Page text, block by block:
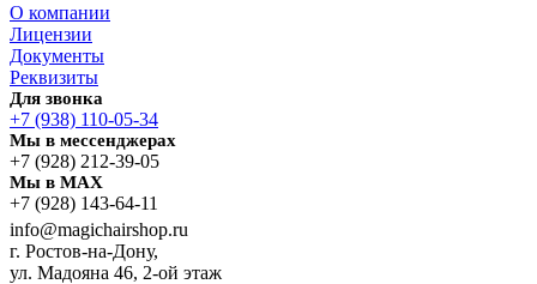
О компании
Лицензии
Документы
Реквизиты
Для звонка
+7 (938) 110-05-34
Мы в мессенджерах
+7 (928) 212-39-05
Мы в MAX
+7 (928) 143-64-11
info@magichairshop.ru
г. Ростов-на-Дону,
ул. Мадояна 46, 2-ой этаж